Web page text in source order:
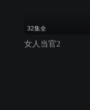
32集全
女人当官2